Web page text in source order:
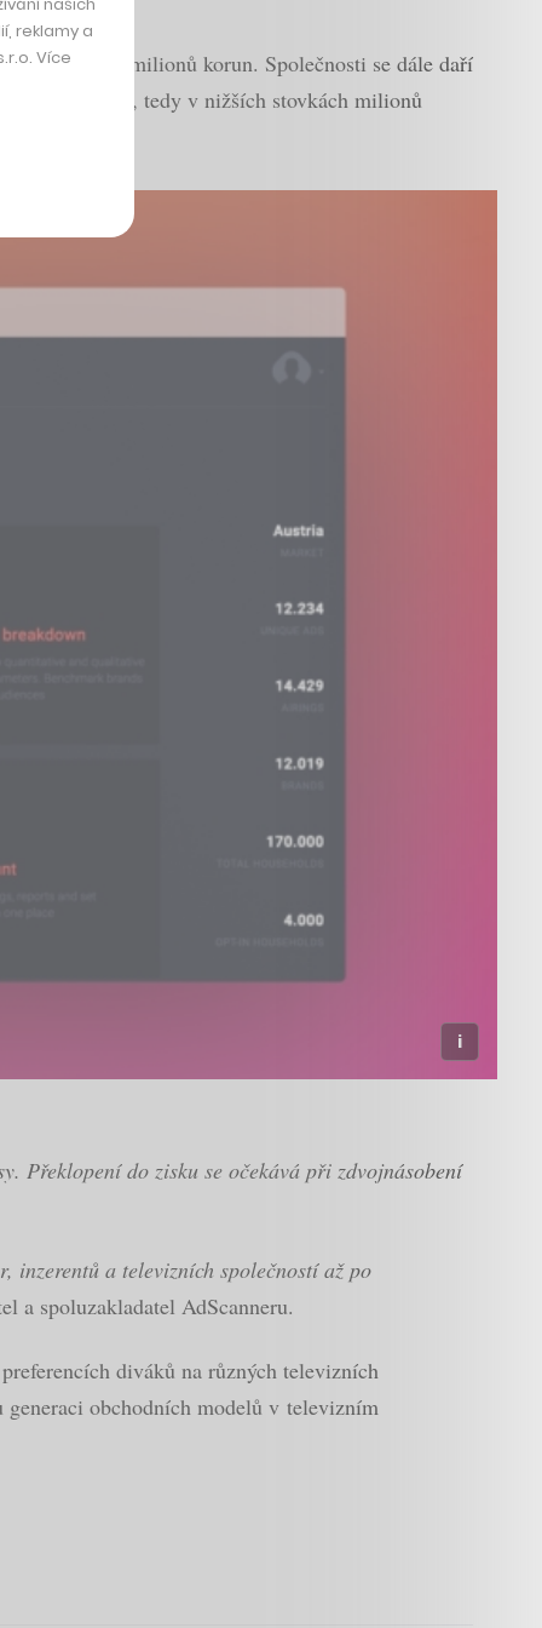
jednotek milionů korun. Společnosti se dále daří
milionů eur, tedy v nižších stovkách milionů
Překlopení do zisku se očekává při zdvojnásobení
inzerentů a televizních společností až po
a spoluzakladatel AdScanneru.
diváků na různých televizních
obchodních modelů v televizním
reklamy a
Více